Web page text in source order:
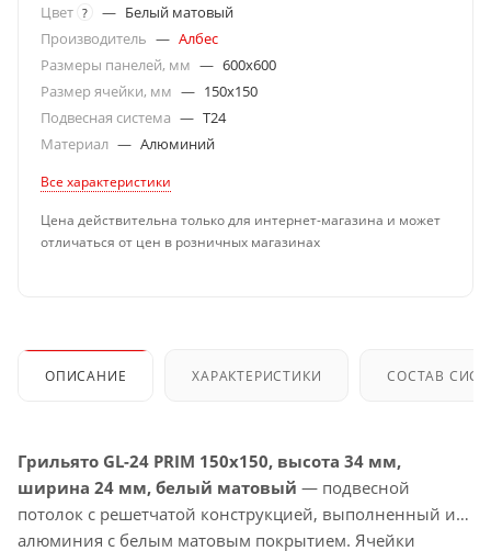
Цвет ? — Белый матовый
Производитель — Албес
Размеры панелей, мм — 600x600
Размер ячейки, мм — 150x150
Подвесная система — T24
Материал — Алюминий
Все характеристики
Цена действительна только для интернет-магазина и может
отличаться от цен в розничных магазинах
ОПИСАНИЕ ХАРАКТЕРИСТИКИ СОСТАВ
Грильято GL-24 PRIM 150x150, высота 34 мм,
ширина 24 мм, белый матовый — подвесной
потолок с решетчатой конструкцией, выполненный из
алюминия с белым матовым покрытием. Ячейки